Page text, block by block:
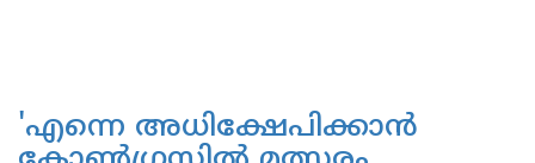
'എന്നെ അധിക്ഷേപിക്കാന്‍